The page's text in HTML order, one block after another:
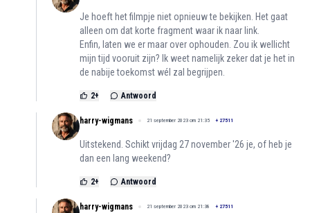
Je hoeft het filmpje niet opnieuw te bekijken. Het gaat
alleen om dat korte fragment waar ik naar link.
Enfin, laten we er maar over ophouden. Zou ik wellicht
mijn tijd vooruit zijn? Ik weet namelijk zeker dat je het in
de nabije toekomst wél zal begrijpen.
2+ Antwoord
harry-wigmans 21 september 2023 om 21:35 + 27511
Uitstekend. Schikt vrijdag 27 november '26 je, of heb je
dan een lang weekend?
2+ Antwoord
harry-wigmans 21 september 2023 om 21:38 + 27511